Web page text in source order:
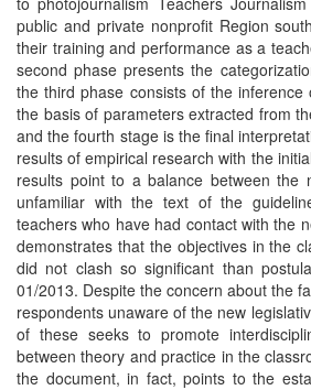
public and private nonprofit Region
their training and performance as a
second phase presents the
the third phase consists of the
the basis of parameters extracted from
and the fourth stage is the final
results of empirical research with the
results point to a balance between the
unfamiliar with the text of the
teachers who have had contact with the
demonstrates that the objectives in the
did not clash so significant than
01/2013. Despite the concern about the
respondents unaware of the new
of these seeks to promote
between theory and practice in the
the document, in fact, points to the